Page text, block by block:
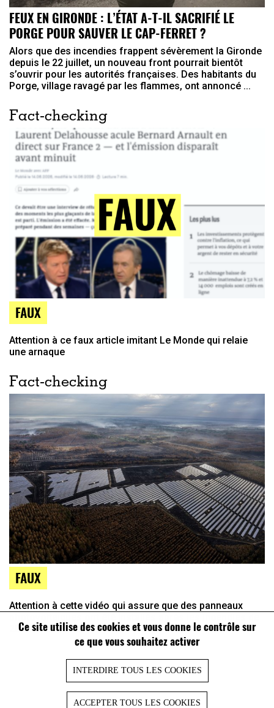
Ce site utilise des cookies et vous donne le contrôle sur
ce que vous souhaitez activer
INTERDIRE TOUS LES COOKIES
ACCEPTER TOUS LES COOKIES
FEUX EN GIRONDE : L’ÉTAT A-T-IL SACRIFIÉ LE
PORGE POUR SAUVER LE CAP-FERRET ?
Alors que des incendies frappent sévèrement la Gironde
depuis le 22 juillet, un nouveau front pourrait bientôt
s’ouvrir pour les autorités françaises. Des habitants du
Porge, village ravagé par les flammes, ont annoncé ...
Fact-checking
FAUX
Attention à ce faux article imitant Le Monde qui relaie
une arnaque
Fact-checking
FAUX
Attention à cette vidéo qui assure que des panneaux
2022 en Gironde